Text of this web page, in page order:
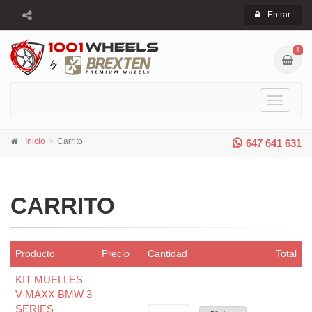
Entrar
1
Toggle
647 641 631
Inicio Carrito
CARRITO
Producto Precio Cantidad Total
KIT MUELLES
V-MAXX BMW 3
SERIES